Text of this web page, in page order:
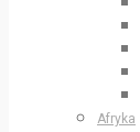
Afryka